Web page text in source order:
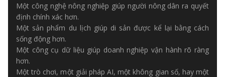
Một công nghệ nông nghiệp giúp người nông dân ra quyết
định chính xác hơn.
Một sản phẩm du lịch giúp di sản được kể lại bằng cách
sống động hơn.
Một công cụ dữ liệu giúp doanh nghiệp vận hành rõ ràng
hơn.
Một trò chơi, một giải pháp AI, một không gian số, hay một